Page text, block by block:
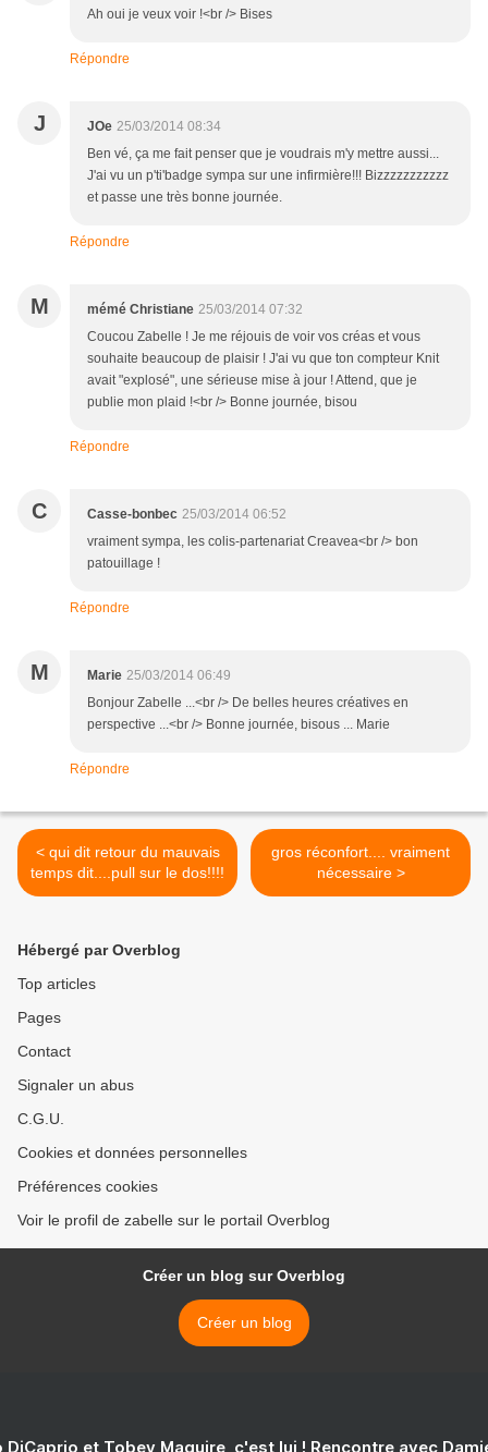
Ah oui je veux voir !<br /> Bises
Répondre
J JOe 25/03/2014 08:34
Ben vé, ça me fait penser que je voudrais m'y mettre aussi...
J'ai vu un p'ti'badge sympa sur une infirmière!!! Bizzzzzzzzzzz
et passe une très bonne journée.
Répondre
M mémé Christiane 25/03/2014 07:32
Coucou Zabelle ! Je me réjouis de voir vos créas et vous
souhaite beaucoup de plaisir ! J'ai vu que ton compteur Knit
avait "explosé", une sérieuse mise à jour ! Attend, que je
publie mon plaid !<br /> Bonne journée, bisou
Répondre
C Casse-bonbec 25/03/2014 06:52
vraiment sympa, les colis-partenariat Creavea<br /> bon
patouillage !
Répondre
M Marie 25/03/2014 06:49
Bonjour Zabelle ...<br /> De belles heures créatives en
perspective ...<br /> Bonne journée, bisous ... Marie
Répondre
< qui dit retour du mauvais
temps dit....pull sur le dos!!!!
gros réconfort.... vraiment
nécessaire >
Hébergé par Overblog
Top articles
Pages
Contact
Signaler un abus
C.G.U.
Cookies et données personnelles
Préférences cookies
Voir le profil de zabelle sur le portail Overblog
Créer un blog sur Overblog
Créer un blog
DiCaprio et Tobey Maguire, c'est lui ! Rencontre avec